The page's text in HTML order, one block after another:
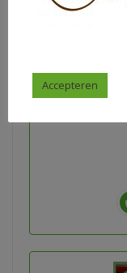
Accepteren